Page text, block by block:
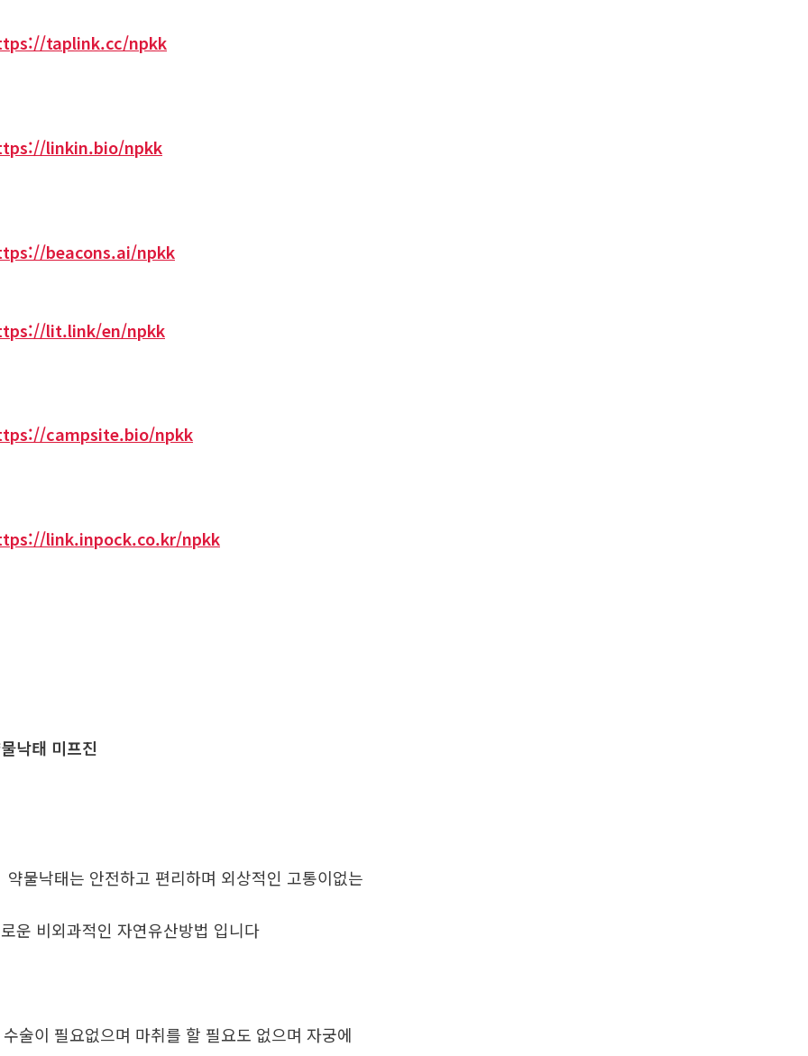
taplink.cc/npkk
linkin.bio/npkk
beacons.ai/npkk
lit.link/en/npkk
campsite.bio/npkk
link.inpock.co.kr/npkk
낙태 미프진
물낙태는 안전하고 편리하며 외상적인 고통이없는
운 비외과적인 자연유산방법 입니다
술이 필요없으며 마취를 할 필요도 없으며 자궁에